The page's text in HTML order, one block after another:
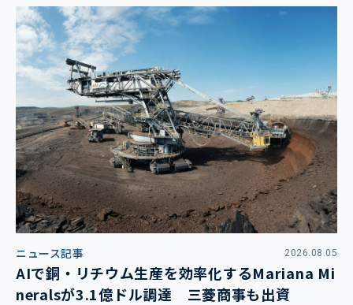
ニュース記事 2026.08.05
AIで銅・リチウム生産を効率化するMariana Mi
neralsが3.1億ドル調達 三菱商事も出資